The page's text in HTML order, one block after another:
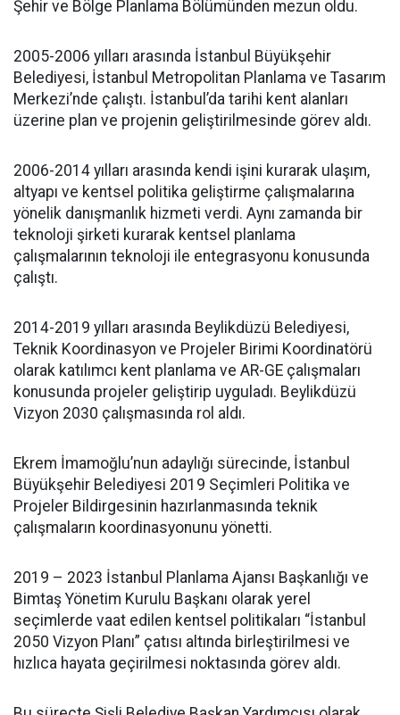
Şehir ve Bölge Planlama Bölümünden mezun oldu.
2005-2006 yılları arasında İstanbul Büyükşehir
Belediyesi, İstanbul Metropolitan Planlama ve Tasarım
Merkezi’nde çalıştı. İstanbul’da tarihi kent alanları
üzerine plan ve projenin geliştirilmesinde görev aldı.
2006-2014 yılları arasında kendi işini kurarak ulaşım,
altyapı ve kentsel politika geliştirme çalışmalarına
yönelik danışmanlık hizmeti verdi. Aynı zamanda bir
teknoloji şirketi kurarak kentsel planlama
çalışmalarının teknoloji ile entegrasyonu konusunda
çalıştı.
2014-2019 yılları arasında Beylikdüzü Belediyesi,
Teknik Koordinasyon ve Projeler Birimi Koordinatörü
olarak katılımcı kent planlama ve AR-GE çalışmaları
konusunda projeler geliştirip uyguladı. Beylikdüzü
Vizyon 2030 çalışmasında rol aldı.
Ekrem İmamoğlu’nun adaylığı sürecinde, İstanbul
Büyükşehir Belediyesi 2019 Seçimleri Politika ve
Projeler Bildirgesinin hazırlanmasında teknik
çalışmaların koordinasyonunu yönetti.
2019 – 2023 İstanbul Planlama Ajansı Başkanlığı ve
Bimtaş Yönetim Kurulu Başkanı olarak yerel
seçimlerde vaat edilen kentsel politikaları “İstanbul
2050 Vizyon Planı” çatısı altında birleştirilmesi ve
hızlıca hayata geçirilmesi noktasında görev aldı.